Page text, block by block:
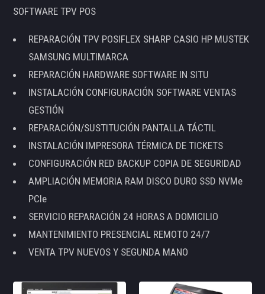
SOFTWARE TPV POS
REPARACIÓN TPV POSIFLEX SHARP CASIO HP MUSTEK
SAMSUNG MULTIMARCA
REPARACIÓN HARDWARE SOFTWARE IN SITU
INSTALACIÓN CONFIGURACIÓN SOFTWARE VENTAS
GESTIÓN
REPARACIÓN/SUSTITUCIÓN PANTALLA TÁCTIL
INSTALACIÓN IMPRESORA TÉRMICA DE TICKETS
CONFIGURACIÓN RED BACKUP COPIA DE SEGURIDAD
AMPLIACIÓN MEMORIA RAM DISCO DURO SSD NVMe
PCIe
SERVICIO REPARACIÓN 24 HORAS A DOMICILIO
MANTENIMIENTO PRESENCIAL REMOTO 24/7
VENTA TPV NUEVOS Y SEGUNDA MANO